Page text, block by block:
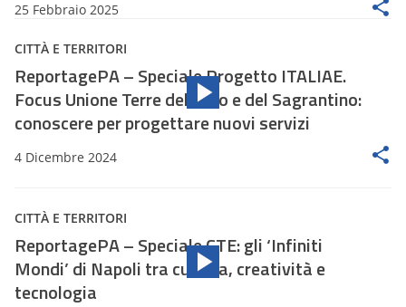
25 Febbraio 2025
CITTÀ E TERRITORI
ReportagePA – Speciale Progetto ITALIAE.
Focus Unione Terre dell’Olio e del Sagrantino:
conoscere per progettare nuovi servizi
4 Dicembre 2024
CITTÀ E TERRITORI
ReportagePA – Speciale CTE: gli ‘Infiniti
Mondi’ di Napoli tra cultura, creatività e
tecnologia